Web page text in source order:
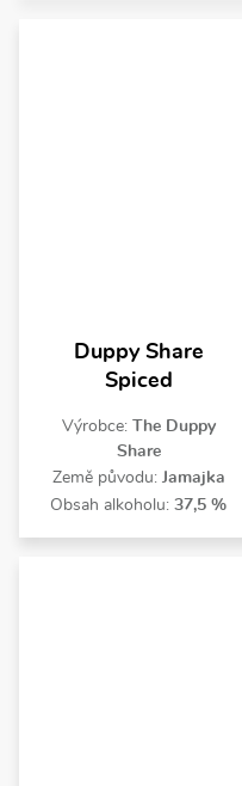
Duppy Share
Spiced
Výrobce: The Duppy
Share
Země původu: Jamajka
Obsah alkoholu: 37,5 %